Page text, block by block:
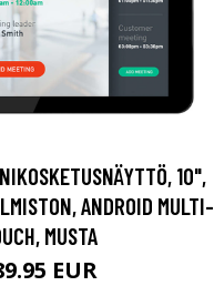
10",
ANDROID MULTI-
MUSTA
EUR